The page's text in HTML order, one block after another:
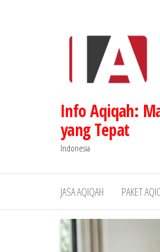
Info Aqiqah:
yang Tepat
Indonesia
JASA AQIQAH PAKET